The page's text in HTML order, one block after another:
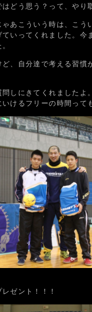
どう思う？って、やり
あこういう時は、こう
いってくれました。今
、自分達で考える習慣
しにきてくれましたよ
けるフリーの時間って
ゼント！！！